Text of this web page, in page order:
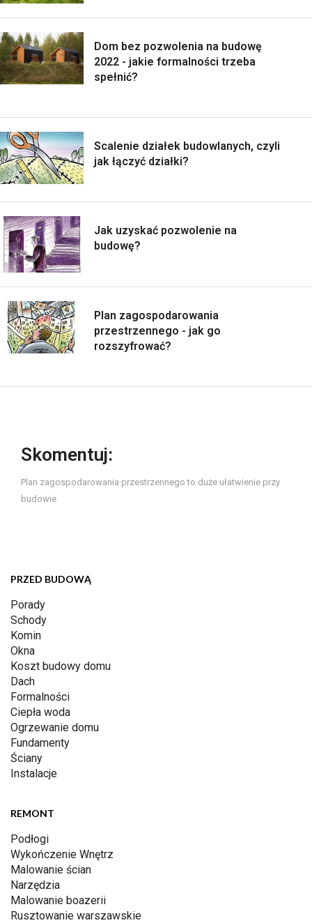
Dom bez pozwolenia na budowę
2022 - jakie formalności trzeba
spełnić?
Scalenie działek budowlanych, czyli
jak łączyć działki?
Jak uzyskać pozwolenie na
budowę?
Plan zagospodarowania
przestrzennego - jak go
rozszyfrować?
Skomentuj:
Plan zagospodarowania przestrzennego to duże ułatwienie przy
budowie
PRZED BUDOWĄ
Porady
Schody
Komin
Okna
Koszt budowy domu
Dach
Formalności
Ciepła woda
Ogrzewanie domu
Fundamenty
Ściany
Instalacje
REMONT
Podłogi
Wykończenie Wnętrz
Malowanie ścian
Narzędzia
Malowanie boazerii
Rusztowanie warszawskie